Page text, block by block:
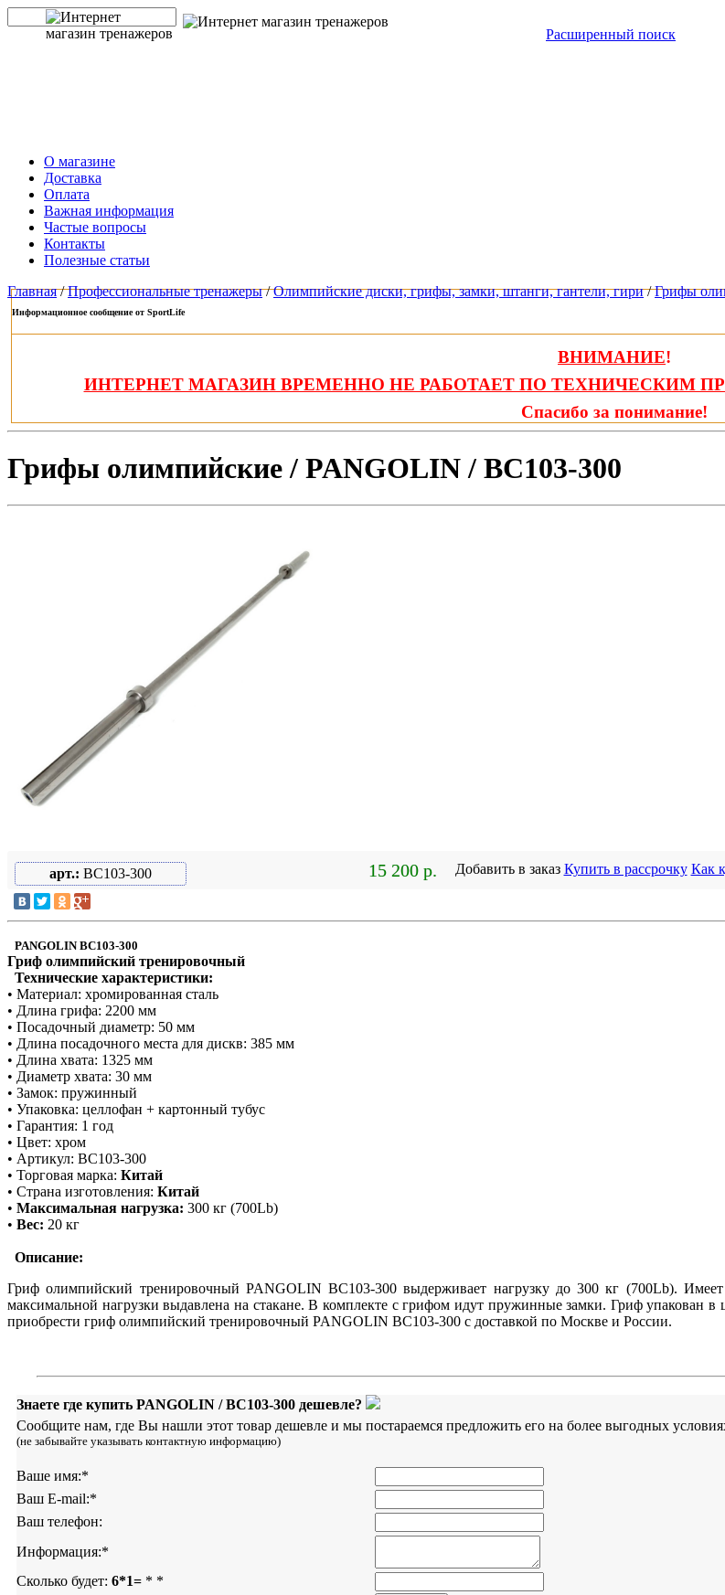
Расширенный поиск
О магазине
Доставка
Оплата
Важная информация
Частые вопросы
Контакты
Полезные статьи
Главная/Профессиональные тренажеры/Олимпийские диски, грифы, замки, штанги, гантели, гири/Грифы
Информационное сообщение от SportLife
ВНИМАНИЕ!
ИНТЕРНЕТ МАГАЗИН ВРЕМЕННО НЕ РАБОТАЕТ ПО ТЕХНИЧЕСКИМ
Спасибо за понимание!
Грифы олимпийские / PANGOLIN / BC103-300
арт.: BC103-300 15 200 р. Добавить в заказ Купить в рассрочку Как
PANGOLIN BC103-300
Гриф олимпийский тренировочный
Технические характеристики:
• Материал: хромированная сталь
• Длина грифа: 2200 мм
• Посадочный диаметр: 50 мм
• Длина посадочного места для дискв: 385 мм
• Длина хвата: 1325 мм
• Диаметр хвата: 30 мм
• Замок: пружинный
• Упаковка: целлофан + картонный тубус
• Гарантия: 1 год
• Цвет: хром
• Артикул: BC103-300
• Торговая марка: Китай
• Страна изготовления: Китай
• Максимальная нагрузка: 300 кг (700Lb)
• Вес: 20 кг
Описание:
Гриф олимпийский тренировочный PANGOLIN BC103-300 выдерживает нагрузку до 300 кг (700Lb).
максимальной нагрузки выдавлена на стакане. В комплекте с грифом идут пружинные замки. Гриф упакован
приобрести гриф олимпийский тренировочный PANGOLIN BC103-300 с доставкой по Москве и России.
Знаете где купить PANGOLIN / BC103-300 дешевле?
Сообщите нам, где Вы нашли этот товар дешевле и мы постараемся предложить его на более выгодных
(не забывайте указывать контактную информацию)
Ваше имя:*
Ваш E-mail:*
Ваш телефон:
Информация:*
Сколько будет: 6*1= * *